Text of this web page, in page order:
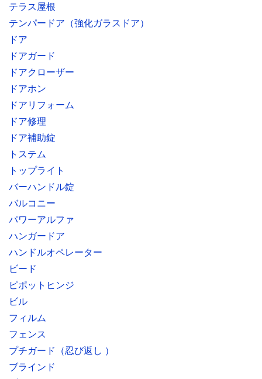
テラス屋根
テンパードア（強化ガラスドア）
ドア
ドアガード
ドアクローザー
ドアホン
ドアリフォーム
ドア修理
ドア補助錠
トステム
トップライト
バーハンドル錠
バルコニー
パワーアルファ
ハンガードア
ハンドルオペレーター
ビード
ピポットヒンジ
ビル
フィルム
フェンス
プチガード（忍び返し ）
ブラインド